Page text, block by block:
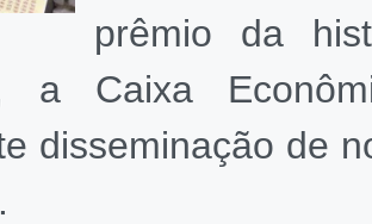
prêmio da
a Caixa
disseminação de